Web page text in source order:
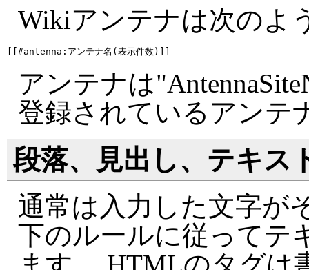
Wikiアンテナは次のよ
アンテナは
登録されているアンテ
段落、見出し、テキス
通常は入力した文字が
下のルールに従ってテ